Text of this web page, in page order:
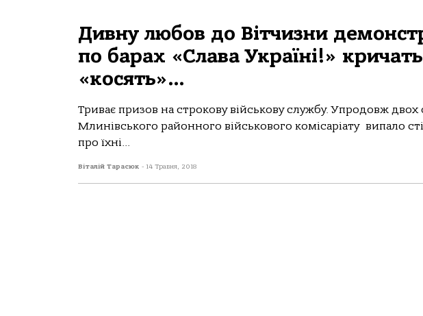
Дивну любов до Вітчизни
по барах «Слава Україні!»
«косять»…
Триває призов на строкову військову службу. Упродовж
Млинівського районного військового комісаріату випало
про їхні...
Віталій Тарасюк - 14 Травня, 2018